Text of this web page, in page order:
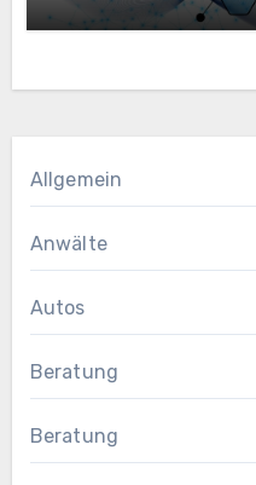
Allgemein
Anwälte
Autos
Beratung
Beratung